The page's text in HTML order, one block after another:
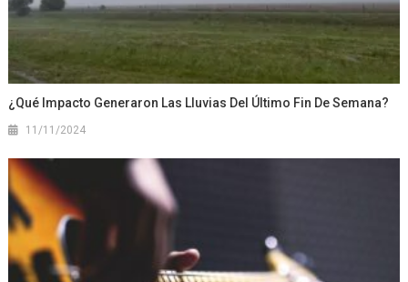
¿Qué Impacto Generaron Las Lluvias Del Último Fin De Semana?
11/11/2024